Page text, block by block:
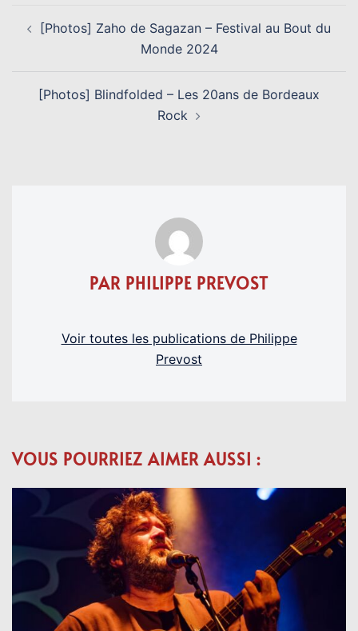
D’ARTICLE
[Photos] Zaho de Sagazan – Festival au Bout du
Monde 2024
[Photos] Blindfolded – Les 20ans de Bordeaux
Rock
PAR PHILIPPE PREVOST
Voir toutes les publications de Philippe
Prevost
VOUS POURRIEZ AIMER AUSSI :